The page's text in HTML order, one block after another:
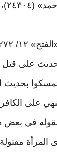
على
وتمسكوا
على
لقوله في
المرأة